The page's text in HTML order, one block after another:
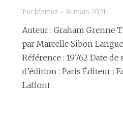
Par lifemoz 16 mars 2021
Auteur : Graham Grenne
par Marcelle Sibon
Référence : 19762 Date de
d’édition : Paris Éditeur :
Laffont